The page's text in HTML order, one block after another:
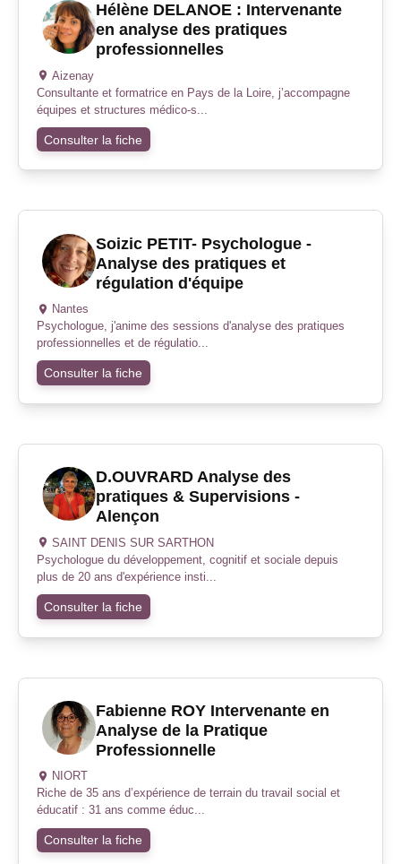
Hélène DELANOE : Intervenante
en analyse des pratiques
professionnelles
Aizenay
Consultante et formatrice en Pays de la Loire, j’accompagne
équipes et structures médico-s...
Consulter la fiche
Soizic PETIT- Psychologue -
Analyse des pratiques et
régulation d'équipe
Nantes
Psychologue, j'anime des sessions d'analyse des pratiques
professionnelles et de régulatio...
Consulter la fiche
D.OUVRARD Analyse des
pratiques & Supervisions -
Alençon
SAINT DENIS SUR SARTHON
Psychologue du développement, cognitif et sociale depuis
plus de 20 ans d'expérience insti...
Consulter la fiche
Fabienne ROY Intervenante en
Analyse de la Pratique
Professionnelle
NIORT
Riche de 35 ans d’expérience de terrain du travail social et
éducatif : 31 ans comme éduc...
Consulter la fiche